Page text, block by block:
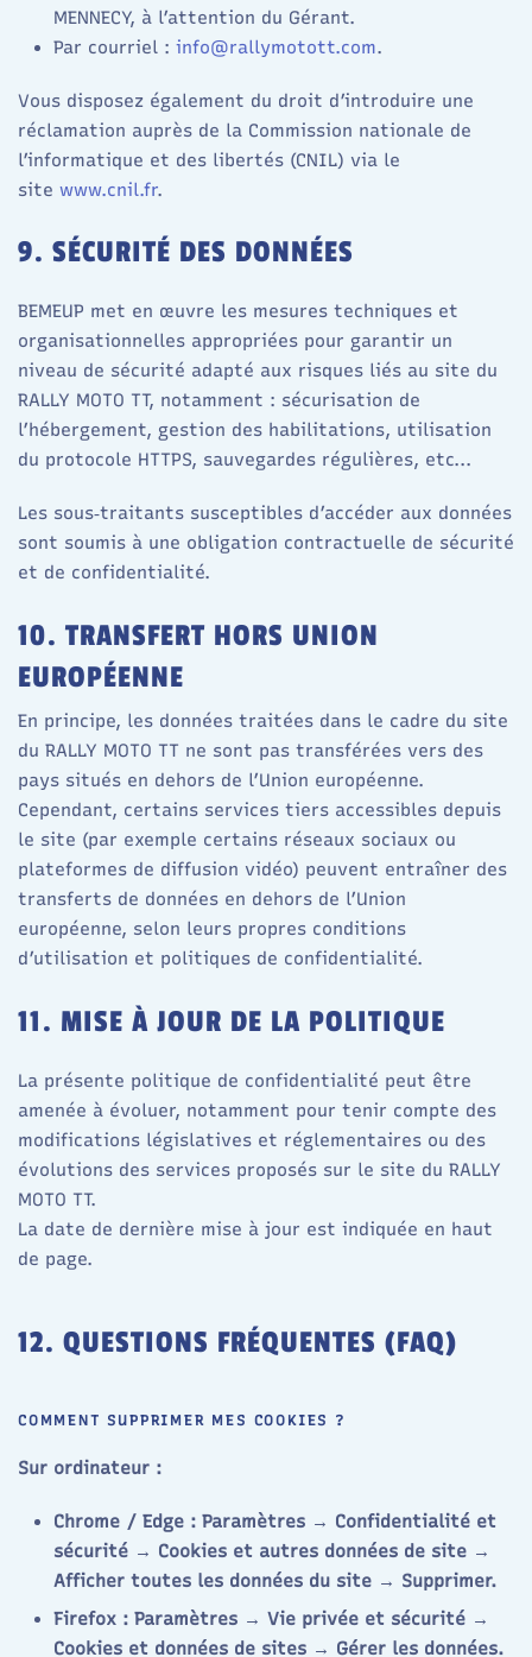
MENNECY, à l’attention du Gérant.
Par courriel : info@rallymotott.com.
Vous disposez également du droit d’introduire une
réclamation auprès de la Commission nationale de
l’informatique et des libertés (CNIL) via le
site www.cnil.fr.​
9. SÉCURITÉ DES DONNÉES
BEMEUP met en œuvre les mesures techniques et
organisationnelles appropriées pour garantir un
niveau de sécurité adapté aux risques liés au site du
RALLY MOTO TT, notamment : sécurisation de
l’hébergement, gestion des habilitations, utilisation
du protocole HTTPS, sauvegardes régulières, etc...​
Les sous‑traitants susceptibles d’accéder aux données
sont soumis à une obligation contractuelle de sécurité
et de confidentialité.
10. TRANSFERT HORS UNION
EUROPÉENNE
En principe, les données traitées dans le cadre du site
du RALLY MOTO TT ne sont pas transférées vers des
pays situés en dehors de l’Union européenne.​
Cependant, certains services tiers accessibles depuis
le site (par exemple certains réseaux sociaux ou
plateformes de diffusion vidéo) peuvent entraîner des
transferts de données en dehors de l’Union
européenne, selon leurs propres conditions
d’utilisation et politiques de confidentialité.​
11. MISE À JOUR DE LA POLITIQUE
La présente politique de confidentialité peut être
amenée à évoluer, notamment pour tenir compte des
modifications législatives et réglementaires ou des
évolutions des services proposés sur le site du RALLY
MOTO TT.
La date de dernière mise à jour est indiquée en haut
de page.
12. QUESTIONS FRÉQUENTES (FAQ)
COMMENT SUPPRIMER MES COOKIES ?
Sur ordinateur :
Chrome / Edge : Paramètres → Confidentialité et
sécurité → Cookies et autres données de site →
Afficher toutes les données du site → Supprimer.
Firefox : Paramètres → Vie privée et sécurité →
Cookies et données de sites → Gérer les données.